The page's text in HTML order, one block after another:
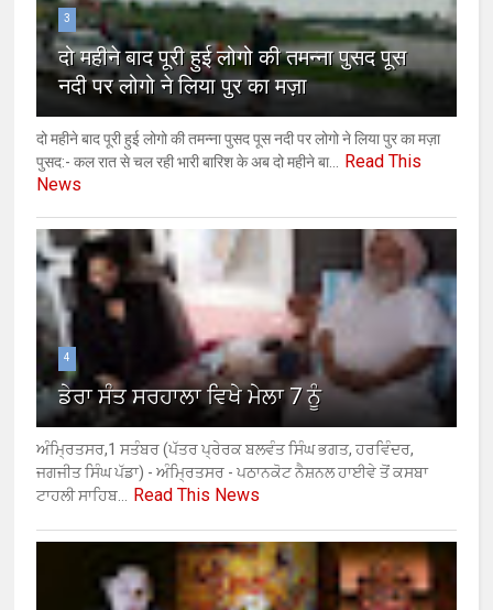
3
दो महीने बाद पूरी हुई लोगो की तमन्ना पुसद पूस
नदी पर लोगो ने लिया पुर का मज़ा
दो महीने बाद पूरी हुई लोगो की तमन्ना पुसद पूस नदी पर लोगो ने लिया पुर का मज़ा
पुसद:- कल रात से चल रही भारी बारिश के अब दो महीने बा... Read This
News
4
ਡੇਰਾ ਸੰਤ ਸਰਹਾਲਾ ਵਿਖੇ ਮੇਲਾ 7 ਨੂੰ
ਅੰਮ੍ਰਿਤਸਰ,1 ਸਤੰਬਰ (ਪੱਤਰ ਪ੍ਰੇਰਕ ਬਲਵੰਤ ਸਿੰਘ ਭਗਤ, ਹਰਵਿੰਦਰ,
ਜਗਜੀਤ ਸਿੰਘ ਪੱਡਾ) - ਅੰਮ੍ਰਿਤਸਰ - ਪਠਾਨਕੋਟ ਨੈਸ਼ਨਲ ਹਾਈਵੇ ਤੋਂ ਕਸਬਾ
ਟਾਹਲੀ ਸਾਹਿਬ... Read This News